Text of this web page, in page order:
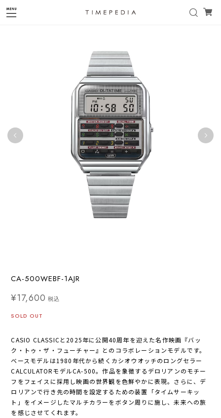
CA-500WEBF-1AJR
¥17,600 税込
SOLD OUT
CASIO CLASSICと2025年に公開40周年を迎えた名作映画『バッ
ク・トゥ・ザ・フューチャー』とのコラボレーションモデルです。
ベースモデルは1980年代から続くカシオウオッチのロングセラー
CALCULATORモデルCA-500。作品を象徴するデロリアンのモチー
フをフェイスに採用し映画の世界観を色鮮やかに表現。さらに、デ
ロリアンで行き先の時間を設定するための装置「タイムサーキッ
ト」をイメージしたマルチカラーをボタン周りに施し、未来への旅
を感じさせてくれます。